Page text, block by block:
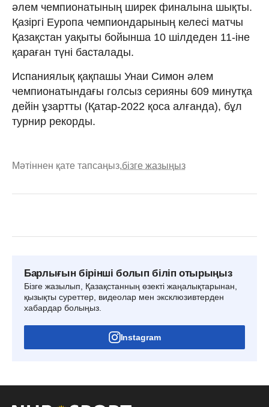
әлем чемпионатының ширек финалына шықты.
Қазіргі Еуропа чемпиондарының келесі матчы
Қазақстан уақыты бойынша 10 шілдеден 11-іне
қараған түні басталады.
Испаниялық қақпашы Унаи Симон әлем
чемпионатындағы голсыз серияны 609 минутқа
дейін ұзартты (Қатар-2022 қоса алғанда), бұл
турнир рекорды.
Мәтіннен қате тапсаңыз,бізге жазыңыз
Барлығын бірінші болып біліп отырыңыз
Бізге жазылып, Қазақстанның өзекті жаңалықтарынан,
қызықты суреттер, видеолар мен эксклюзивтерден
хабардар болыңыз.
Instagram